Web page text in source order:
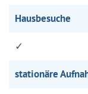
Hausbesuche
✓
stationäre